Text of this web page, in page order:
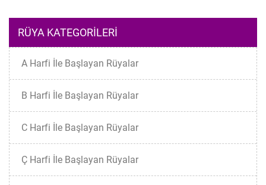
RÜYA KATEGORILERI
A Harfi İle Başlayan Rüyalar
B Harfi İle Başlayan Rüyalar
C Harfi İle Başlayan Rüyalar
Ç Harfi İle Başlayan Rüyalar